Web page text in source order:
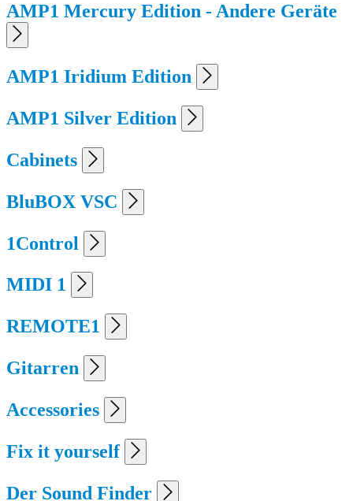
AMP1 Mercury Edition - Andere Geräte
AMP1 Iridium Edition
AMP1 Silver Edition
Cabinets
BluBOX VSC
1Control
MIDI 1
REMOTE1
Gitarren
Accessories
Fix it yourself
Der Sound Finder